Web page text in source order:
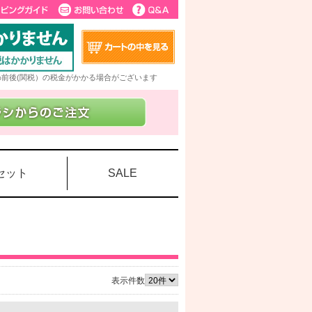
後(関税）の税金がかかる場合がございます
ット SALE
表示件数